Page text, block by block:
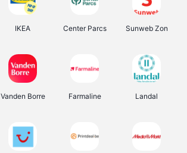
IKEA Center Parcs Sunweb Zon
Vanden Borre Farmaline Landal